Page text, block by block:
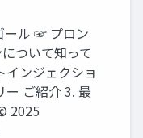
ール ☞ プロン
ついて知って
インジェクショ
ー ご紹介 3. 最
2025